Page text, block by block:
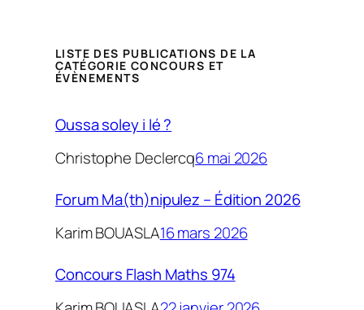
LISTE DES PUBLICATIONS DE LA
CATÉGORIE CONCOURS ET
ÉVÈNEMENTS
Oussa soley i lé ?
Christophe Declercq6 mai 2026
Forum Ma(th)nipulez – Édition 2026
Karim BOUASLA16 mars 2026
Concours Flash Maths 974